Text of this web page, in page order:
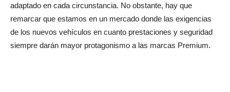
adaptado en cada circunstancia. No obstante, hay que
remarcar que estamos en un mercado donde las exigencias
de los nuevos vehículos en cuanto prestaciones y seguridad
siempre darán mayor protagonismo a las marcas Premium.